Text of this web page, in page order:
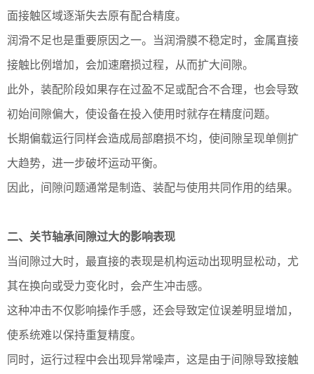
面接触区域逐渐失去原有配合精度。
润滑不足也是重要原因之一。当润滑膜不稳定时，金属直接
接触比例增加，会加速磨损过程，从而扩大间隙。
此外，装配阶段如果存在过盈不足或配合不合理，也会导致
初始间隙偏大，使设备在投入使用时就存在精度问题。
长期偏载运行同样会造成局部磨损不均，使间隙呈现单侧扩
大趋势，进一步破坏运动平衡。
因此，间隙问题通常是制造、装配与使用共同作用的结果。
二、关节轴承间隙过大的影响表现
当间隙过大时，最直接的表现是机构运动出现明显松动，尤
其在换向或受力变化时，会产生冲击感。
这种冲击不仅影响操作手感，还会导致定位误差明显增加，
使系统难以保持重复精度。
同时，运行过程中会出现异常噪声，这是由于间隙导致接触